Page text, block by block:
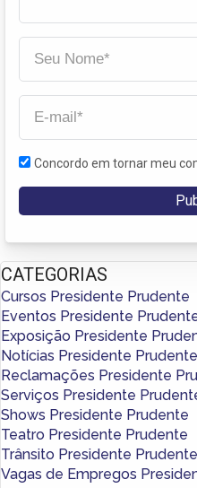
Concordo em tornar meu
CATEGORIAS
Cursos Presidente Prudente
Eventos Presidente
Exposição Presidente
Notícias Presidente Prudente
Reclamações Presidente
Serviços Presidente
Shows Presidente Prudente
Teatro Presidente Prudente
Trânsito Presidente Prudente
Vagas de Empregos